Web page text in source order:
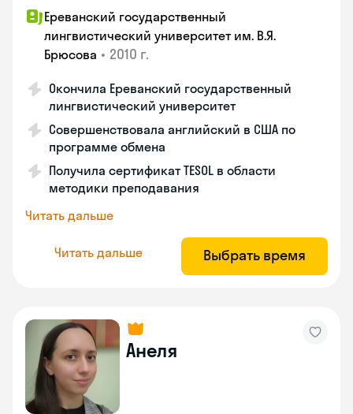
Ереванский государственный
лингвистический университет им. В.Я.
Брюсова • 2010 г.
Окончила Ереванский государственный
лингвистический университет
Совершенствовала английский в США по
программе обмена
Получила сертификат TESOL в области
методики преподавания
Читать дальше
Читать дальше Выбрать время
Анеля